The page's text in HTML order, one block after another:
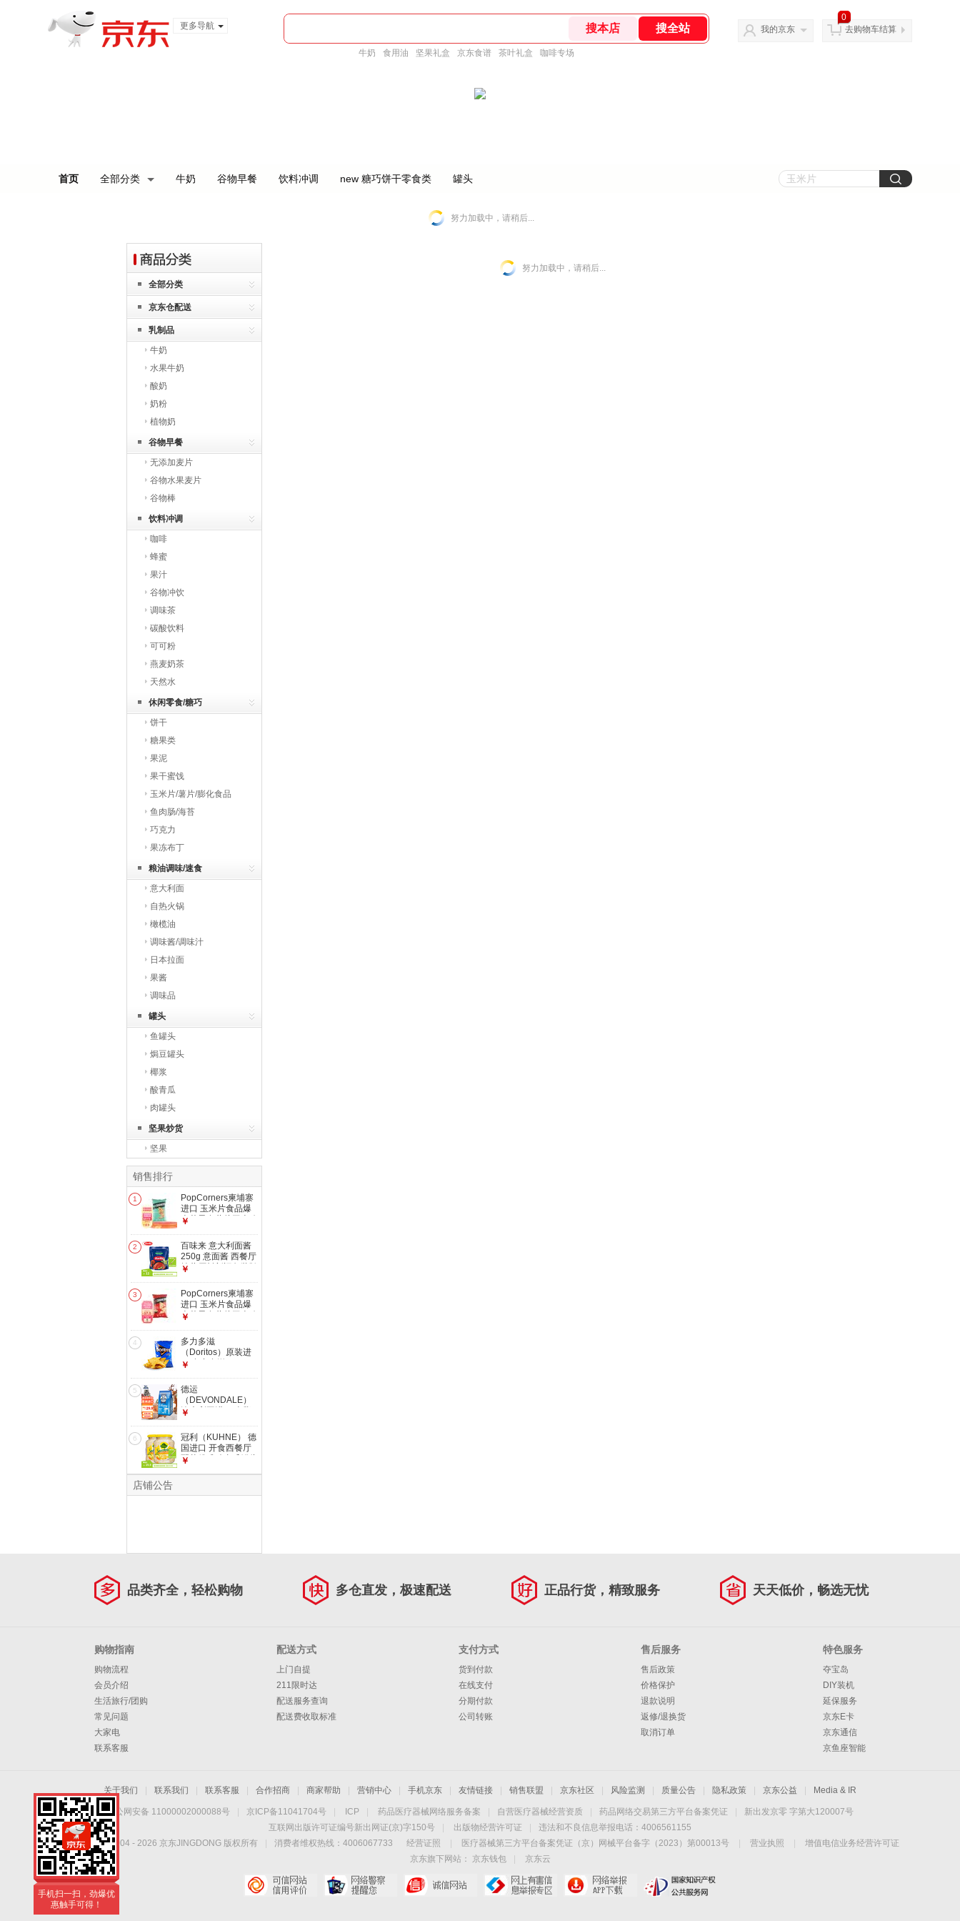
更多导航
牛奶 食用油 坚果礼盒 京东食谱 茶叶礼盒 咖啡专场
我的京东
0
去购物车结算
首页 全部分类 牛奶 谷物早餐 饮料冲调 new 糖巧饼干零食类 罐头
努力加载中，请稍后...
全部分类
京东仓配送
乳制品
牛奶
水果牛奶
酸奶
奶粉
植物奶
谷物早餐
无添加麦片
谷物水果麦片
谷物棒
饮料冲调
咖啡
蜂蜜
果汁
谷物冲饮
调味茶
碳酸饮料
可可粉
燕麦奶茶
天然水
休闲零食/糖巧
饼干
糖果类
果泥
果干蜜饯
玉米片/薯片/膨化食品
鱼肉肠/海苔
巧克力
果冻布丁
粮油调味/速食
意大利面
自热火锅
橄榄油
调味酱/调味汁
日本拉面
果酱
调味品
罐头
鱼罐头
焗豆罐头
椰浆
酸青瓜
肉罐头
坚果炒货
坚果
销售排行
1
PopCorners柬埔寨
进口 玉米片食品爆
米花零食薯片玉米脆
盐味玉米脆142g-效
期至：26年10月
￥
2
百味来 意大利面酱
250g 意面酱 西餐厅
披萨原料新旧包装随
味
￥
3
PopCorners柬埔寨
进口 玉米片食品爆
米花零食薯片玉米脆
甜味玉米脆142g-效
期至26年8月28到期
￥
4
多力多滋
（Doritos）原装进
口 多力多滋
膨化 农场玉米片
92.1g
￥
5
德运
（DEVONDALE）
澳大利亚进口 全脂
粉老人喜欢速溶牛奶
粉 调制乳粉400g
￥
6
冠利（KUHNE） 德
国进口 开食西餐厅
配菜俄式酸青瓜罐头
￥
店铺公告
努力加载中，请稍后...
品类齐全，轻松购物 多仓直发，极速配送 正品行货，精致服务 天天低价，畅选无忧
购物指南
购物流程
会员介绍
生活旅行/团购
常见问题
大家电
联系客服
配送方式
上门自提
211限时达
配送服务查询
配送费收取标准
支付方式
货到付款
在线支付
分期付款
公司转账
售后服务
售后政策
价格保护
退款说明
返修/退换货
取消订单
特色服务
夺宝岛
DIY装机
延保服务
京东E卡
京东通信
京鱼座智能
关于我们 联系我们 联系客服 合作招商 商家帮助 营销中心 手机京东 友情链接 销售联盟 京东社区 风险监测 质量公告 隐私政策 京东公益 Media & IR
京公网安备 11000002000088号 京ICP备11041704号 ICP 药品医疗器械网络服务备案 自营医疗器械经营资质 药品网络交易第三方平台备案凭证
新出发京零 字第大120007号
互联网出版许可证编号新出网证(京)字150号
出版物经营许可证
违法和不良信息举报电话：4006561155
Copyright © 2004 - 2026 京东JINGDONG 版权所有 消费者维权热线：4006067733 经营证照 医疗器械第三方平台备案凭证（京）网械平台备字（2023）第00013号 营业执照
增值电信业务经营许可证
京东旗下网站：
京东钱包
京东云
手机扫一扫，劲爆优
惠触手可得！
手机扫一扫，劲爆优
惠触手可得！